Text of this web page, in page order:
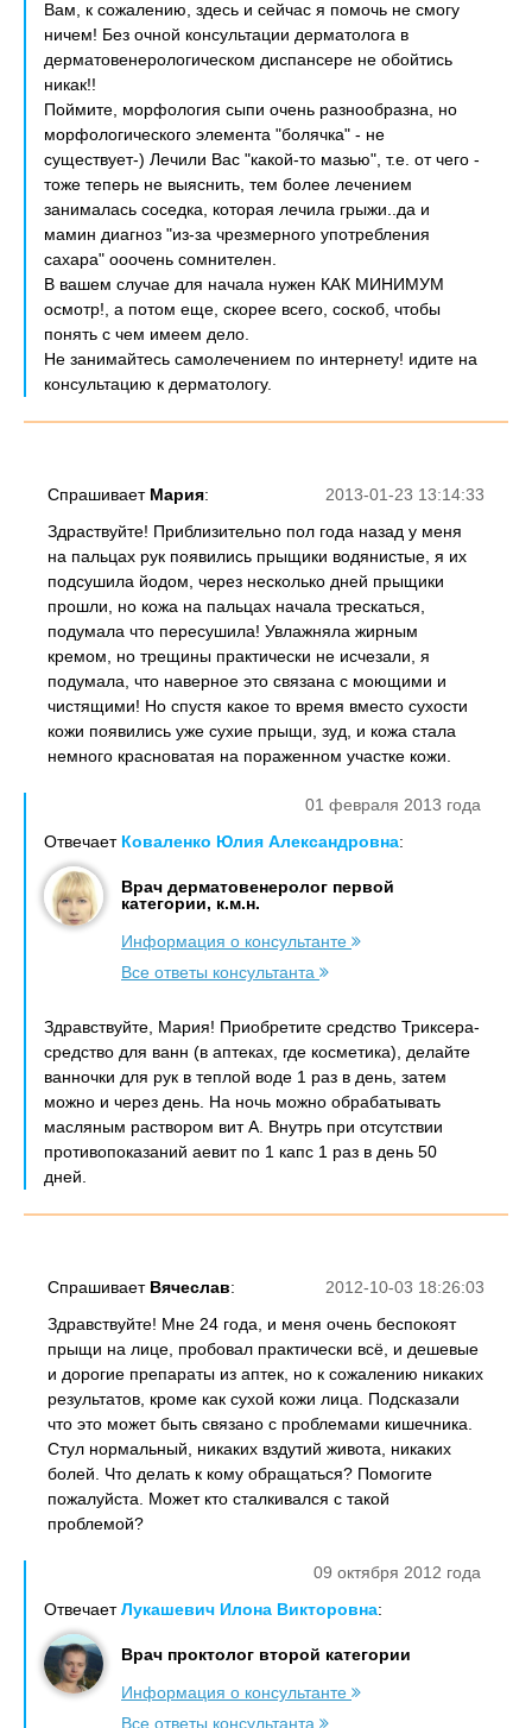
Вам, к сожалению, здесь и сейчас я помочь не смогу
ничем! Без очной консультации дерматолога в
дерматовенерологическом диспансере не обойтись
никак!!
Поймите, морфология сыпи очень разнообразна, но
морфологического элемента "болячка" - не
существует-) Лечили Вас "какой-то мазью", т.е. от чего -
тоже теперь не выяснить, тем более лечением
занималась соседка, которая лечила грыжи..да и
мамин диагноз "из-за чрезмерного употребления
сахара" ооочень сомнителен.
В вашем случае для начала нужен КАК МИНИМУМ
осмотр!, а потом еще, скорее всего, соскоб, чтобы
понять с чем имеем дело.
Не занимайтесь самолечением по интернету! идите на
консультацию к дерматологу.
2013-01-23 13:14:33
Спрашивает Мария:
Здраствуйте! Приблизительно пол года назад у меня
на пальцах рук появились прыщики водянистые, я их
подсушила йодом, через несколько дней прыщики
прошли, но кожа на пальцах начала трескаться,
подумала что пересушила! Увлажняла жирным
кремом, но трещины практически не исчезали, я
подумала, что наверное это связана с моющими и
чистящими! Но спустя какое то время вместо сухости
кожи появились уже сухие прыщи, зуд, и кожа стала
немного красноватая на пораженном участке кожи.
01 февраля 2013 года
Отвечает Коваленко Юлия Александровна:
Врач дерматовенеролог первой
категории, к.м.н.
Информация о консультанте
Все ответы консультанта
Здравствуйте, Мария! Приобретите средство Триксера-
средство для ванн (в аптеках, где косметика), делайте
ванночки для рук в теплой воде 1 раз в день, затем
можно и через день. На ночь можно обрабатывать
масляным раствором вит А. Внутрь при отсутствии
противопоказаний аевит по 1 капс 1 раз в день 50
дней.
2012-10-03 18:26:03
Спрашивает Вячеслав:
Здравствуйте! Мне 24 года, и меня очень беспокоят
прыщи на лице, пробовал практически всё, и дешевые
и дорогие препараты из аптек, но к сожалению никаких
результатов, кроме как сухой кожи лица. Подсказали
что это может быть связано с проблемами кишечника.
Стул нормальный, никаких вздутий живота, никаких
болей. Что делать к кому обращаться? Помогите
пожалуйста. Может кто сталкивался с такой
проблемой?
09 октября 2012 года
ОтвечаетЛукашевич Илона Викторовна:
Врач проктолог второй категории
Информация о консультанте
Все ответы консультанта